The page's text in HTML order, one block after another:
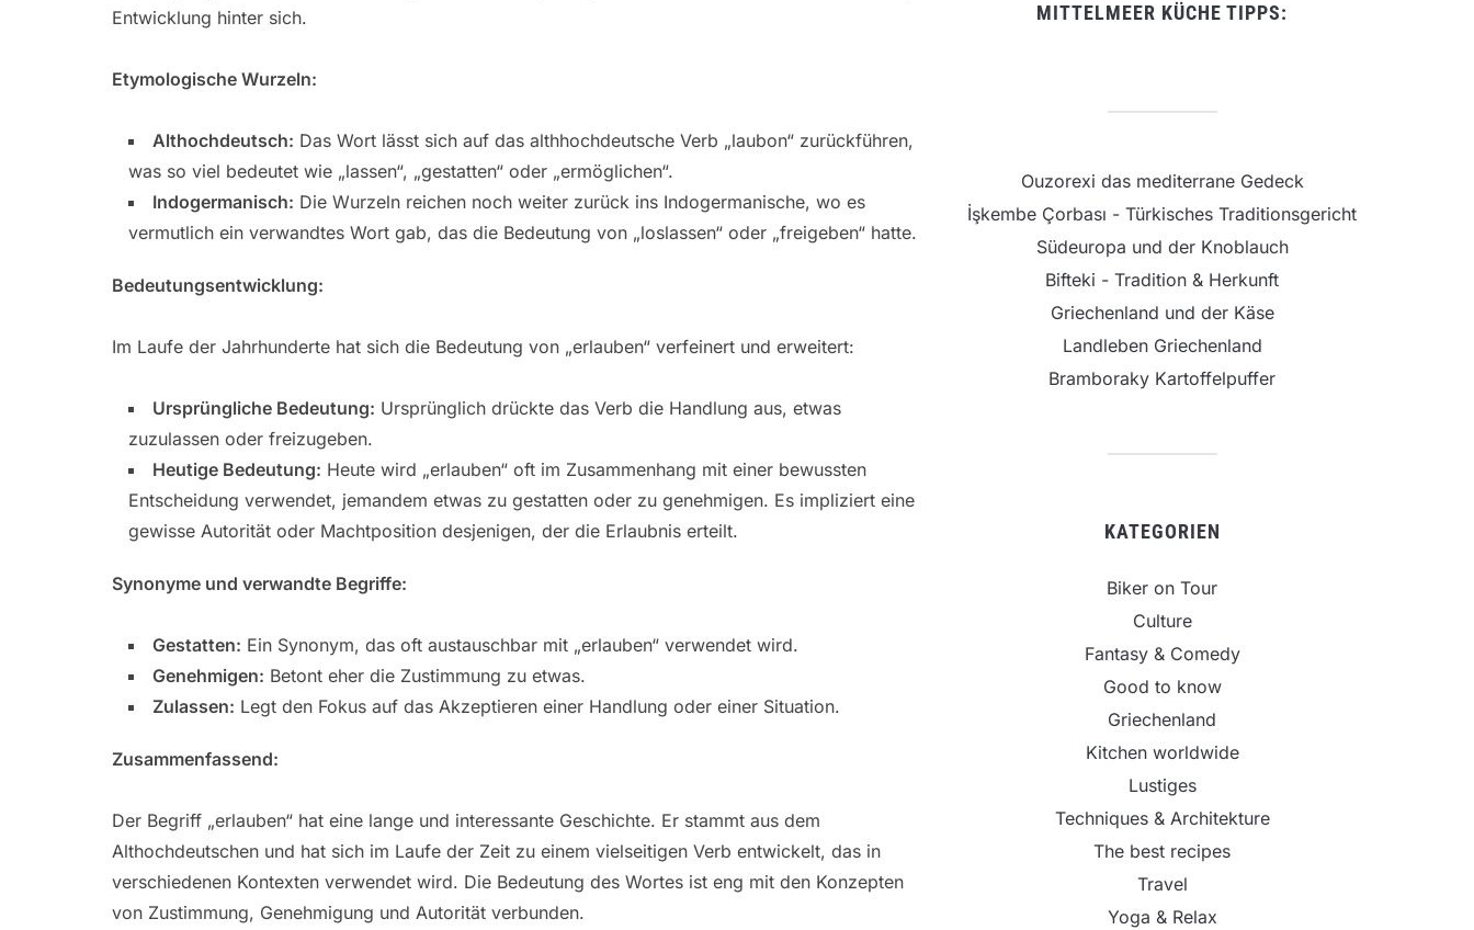
Entwicklung hinter sich.
Etymologische Wurzeln:
Althochdeutsch: Das Wort lässt sich auf das althhochdeutsche Verb „laubon“ zurückführen,
was so viel bedeutet wie „lassen“, „gestatten“ oder „ermöglichen“.
Indogermanisch: Die Wurzeln reichen noch weiter zurück ins Indogermanische, wo es
vermutlich ein verwandtes Wort gab, das die Bedeutung von „loslassen“ oder „freigeben“ hatte.
Bedeutungsentwicklung:
Im Laufe der Jahrhunderte hat sich die Bedeutung von „erlauben“ verfeinert und erweitert:
Ursprüngliche Bedeutung: Ursprünglich drückte das Verb die Handlung aus, etwas
zuzulassen oder freizugeben.
Heutige Bedeutung: Heute wird „erlauben“ oft im Zusammenhang mit einer bewussten
Entscheidung verwendet, jemandem etwas zu gestatten oder zu genehmigen. Es impliziert eine
gewisse Autorität oder Machtposition desjenigen, der die Erlaubnis erteilt.
Synonyme und verwandte Begriffe:
Gestatten: Ein Synonym, das oft austauschbar mit „erlauben“ verwendet wird.
Genehmigen: Betont eher die Zustimmung zu etwas.
Zulassen: Legt den Fokus auf das Akzeptieren einer Handlung oder einer Situation.
Zusammenfassend:
Der Begriff „erlauben“ hat eine lange und interessante Geschichte. Er stammt aus dem
Althochdeutschen und hat sich im Laufe der Zeit zu einem vielseitigen Verb entwickelt, das in
verschiedenen Kontexten verwendet wird. Die Bedeutung des Wortes ist eng mit den Konzepten
von Zustimmung, Genehmigung und Autorität verbunden.
MITTELMEER KÜCHE TIPPS:
Ouzorexi das mediterrane Gedeck
İşkembe Çorbası - Türkisches Traditionsgericht
Südeuropa und der Knoblauch
Bifteki - Tradition & Herkunft
Griechenland und der Käse
Landleben Griechenland
Bramboraky Kartoffelpuffer
KATEGORIEN
Biker on Tour
Culture
Fantasy & Comedy
Good to know
Griechenland
Kitchen worldwide
Lustiges
Techniques & Architekture
The best recipes
Travel
Yoga & Relax